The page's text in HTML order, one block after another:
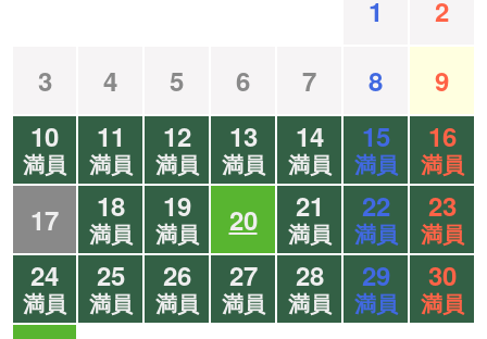
1
2
3
4 5 6 7 8
9
10
満員
11
満員
12
満員
13
満員
14
満員
15
満員
16
満員
17 18
満員
19
満員 20 21
満員
22
満員
23
満員
24
満員
25
満員
26
満員
27
満員
28
満員
29
満員
30
満員